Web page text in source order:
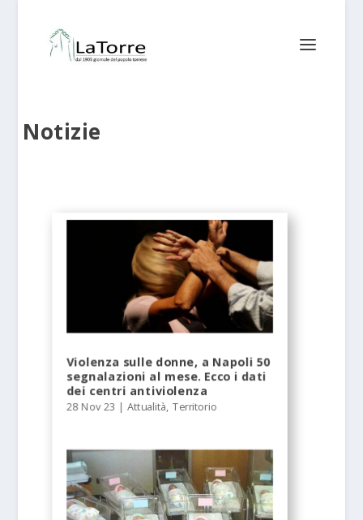
Notizie
Violenza sulle donne, a Napoli 50
segnalazioni al mese. Ecco i dati
dei centri antiviolenza
28 Nov 23 |Attualità,Territorio